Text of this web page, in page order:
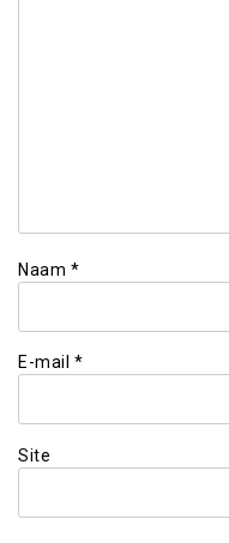
Naam *
E-mail *
Site